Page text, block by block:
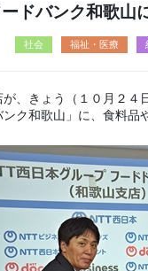
ドバンク和歌山
社会 福祉・医療
が、きょう（１０月２
ク和歌山」に、食料